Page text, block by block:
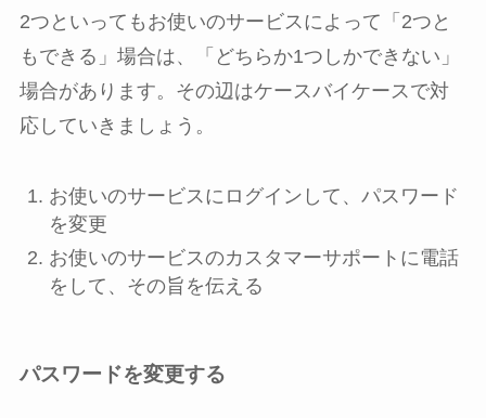
2つといってもお使いのサービスによって「2つと
もできる」場合は、「どちらか1つしかできない」
場合があります。その辺はケースバイケースで対
応していきましょう。
お使いのサービスにログインして、パスワード
を変更
お使いのサービスのカスタマーサポートに電話
をして、その旨を伝える
パスワードを変更する